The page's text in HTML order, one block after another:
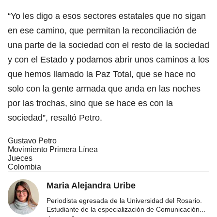
“Yo les digo a esos sectores estatales que no sigan
en ese camino, que permitan la reconciliación de
una parte de la sociedad con el resto de la sociedad
y con el Estado y podamos abrir unos caminos a los
que hemos llamado la Paz Total, que se hace no
solo con la gente armada que anda en las noches
por las trochas, sino que se hace es con la
sociedad”, resaltó Petro.
Gustavo Petro
Movimiento Primera Línea
Jueces
Colombia
Maria Alejandra Uribe
Periodista egresada de la Universidad del Rosario.
Estudiante de la especialización de Comunicación